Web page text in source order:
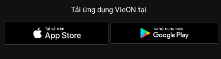
Tải ứng dụng VieON tại